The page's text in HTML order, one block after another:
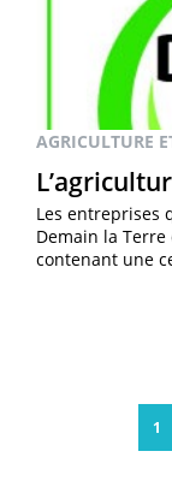
AGRICULTURE
Les entreprises
Demain la
contenant une
1